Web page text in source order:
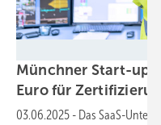
Münchner Start-up
Euro für
03.06.2025 - Das SaaS-